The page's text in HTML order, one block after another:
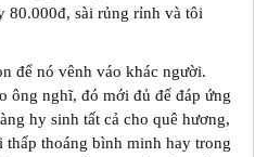
80.000đ, sài rủng rỉnh và tôi
để nó vênh váo khác người.
ông nghĩ, đó mới đủ để đáp ứng
hy sinh tất cả cho quê hương,
thoáng bình minh hay trong